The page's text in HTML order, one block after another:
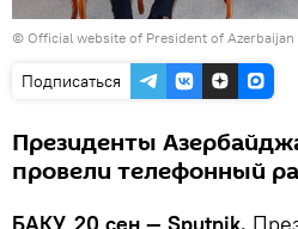
© Official website of President of Azerbaijan
Подписаться
Президенты
провели телефонный